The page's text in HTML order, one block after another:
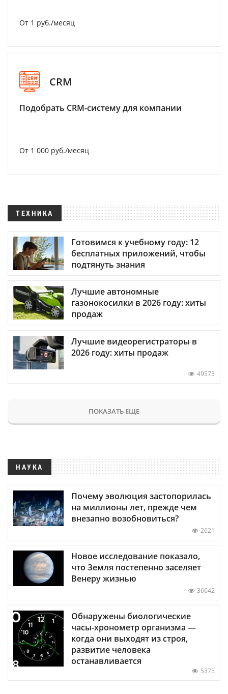
От 1 руб./месяц
CRM
Подобрать CRM-систему для компании
От 1 000 руб./месяц
ТЕХНИКА
Готовимся к учебному году: 12
бесплатных приложений, чтобы
подтянуть знания
Лучшие автономные
газонокосилки в 2026 году: хиты
продаж
Лучшие видеорегистраторы в
2026 году: хиты продаж
49573
ПОКАЗАТЬ ЕЩЕ
НАУКА
Почему эволюция застопорилась
на миллионы лет, прежде чем
внезапно возобновиться?
2621
Новое исследование показало,
что Земля постепенно заселяет
Венеру жизнью
36642
Обнаружены биологические
часы-хронометр организма —
когда они выходят из строя,
развитие человека
останавливается
5375